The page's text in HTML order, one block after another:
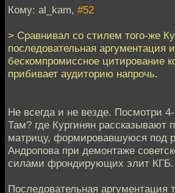
Кому: al_kam, #52
> Сравнивал со стилем того-же
последовательная аргументация и
бескомпромиссное цитирование
прибивает аудиторию напрочь.
Не всегда и не везде. Посмотри
Там? где Кургинян рассказывают
матрицу, формировавшуюся под
Андропова при демонтаже
силами фрондирующих элит КГБ.
Последовательная аргументация